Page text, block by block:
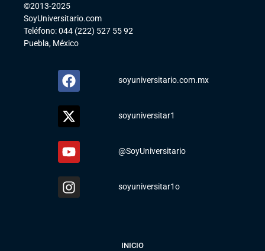
©2013-2025
SoyUniversitario.com
Teléfono: 044 (222) 527 55 92
Puebla, México
soyuniversitario.com.mx
soyuniversitar1
@SoyUniversitario
soyuniversitar1o
INICIO